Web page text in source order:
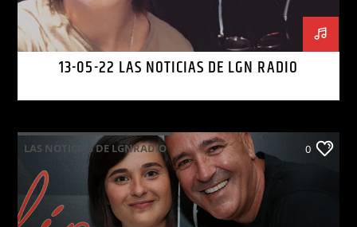
13-05-22 LAS NOTICIAS DE LGN RADIO
LAS NOTICIAS DE LGNRADIO 0